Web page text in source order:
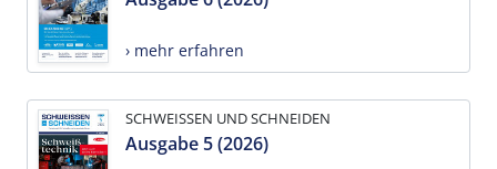
› mehr erfahren
SCHWEISSEN UND SCHNEIDEN
Ausgabe 5 (2026)